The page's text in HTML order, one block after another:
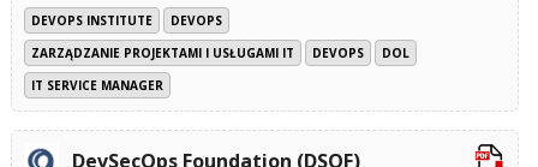
DEVOPS INSTITUTE
DEVOPS
ZARZĄDZANIE PROJEKTAMI I USŁUGAMI IT
DEVOPS
DOL
IT SERVICE MANAGER
DevSecOps Foundation (DSOF)